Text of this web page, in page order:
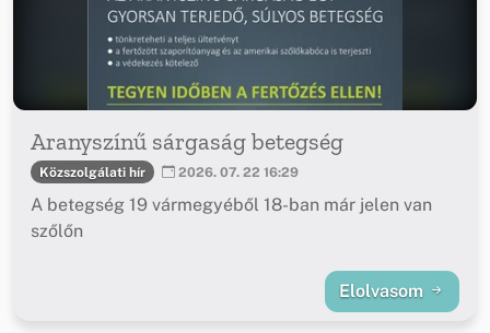
Aranyszínű sárgaság betegség
Közszolgálati hír 2026. 07. 22 16:29
A betegség 19 vármegyéből 18-ban már jelen van
szőlőn
Elolvasom